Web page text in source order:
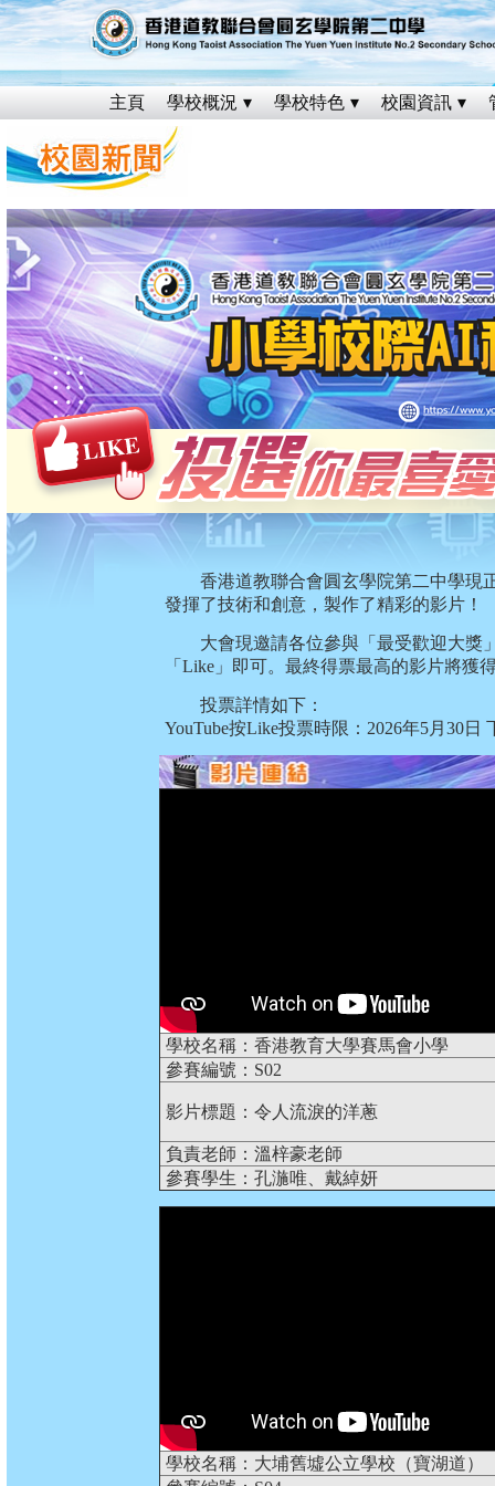
主頁 學校概況 學校特色 校園資訊
香港道教聯合會圓玄學院第二中學現
發揮了技術和創意，製作了精彩的影片！
大會現邀請各位參與「最受歡迎大獎
「Like」即可。最終得票最高的影片將獲
投票詳情如下：
YouTube按Like投票時限：2026年5月30日
學校名稱：香港教育大學賽馬會小學
參賽編號：S02
影片標題：令人流淚的洋蔥
負責老師：溫梓豪老師
參賽學生：孔湤唯、戴綽妍
學校名稱：大埔舊墟公立學校（寶湖道）